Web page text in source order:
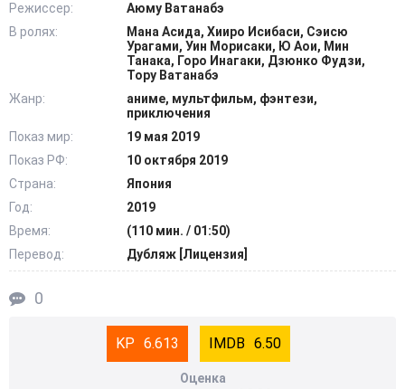
метеориты. Лето обещает быть интересным. @Filmix.fan
Режиссер:
Аюму Ватанабэ
В ролях:
Мана Асида, Хииро Исибаси, Сэисю
Урагами, Уин Морисаки, Ю Аои, Мин
Танака, Горо Инагаки, Дзюнко Фудзи,
Тору Ватанабэ
Жанр:
аниме, мультфильм, фэнтези,
приключения
Показ мир:
19 мая 2019
Показ РФ:
10 октября 2019
Страна:
Япония
Год:
2019
Время:
(110 мин. / 01:50)
Перевод:
Дубляж [Лицензия]
0
6.613 6.50
Оценка